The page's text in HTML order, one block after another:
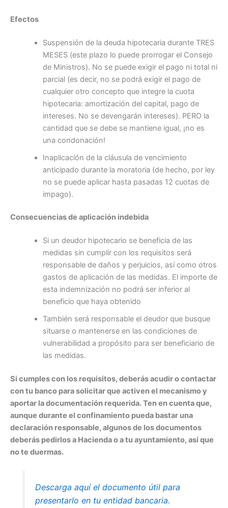
Efectos
Suspensión de la deuda hipotecaria durante TRES
MESES (este plazo lo puede prorrogar el Consejo
de Ministros). No se puede exigir el pago ni total ni
parcial (es decir, no se podrá exigir el pago de
cualquier otro concepto que integre la cuota
hipotecaria: amortización del capital, pago de
intereses. No se devengarán intereses). PERO la
cantidad que se debe se mantiene igual, ¡no es
una condonación!
Inaplicación de la cláusula de vencimiento
anticipado durante la moratoria (de hecho, por ley
no se puede aplicar hasta pasadas 12 cuotas de
impago).
Consecuencias de aplicación indebida
Si un deudor hipotecario se beneficia de las
medidas sin cumplir con los requisitos será
responsable de daños y perjuicios, así como otros
gastos de aplicación de las medidas. El importe de
esta indemnización no podrá ser inferior al
beneficio que haya obtenido
También será responsable el deudor que busque
situarse o mantenerse en las condiciones de
vulnerabilidad a propósito para ser beneficiario de
las medidas.
Si cumples con los requisitos, deberás acudir o contactar
con tu banco para solicitar que activen el mecanismo y
aportar la documentación requerida. Ten en cuenta que,
aunque durante el confinamiento pueda bastar una
declaración responsable, algunos de los documentos
deberás pedirlos a Hacienda o a tu ayuntamiento, así que
no te duermas.
Descarga aquí el documento útil para
presentarlo en tu entidad bancaria.